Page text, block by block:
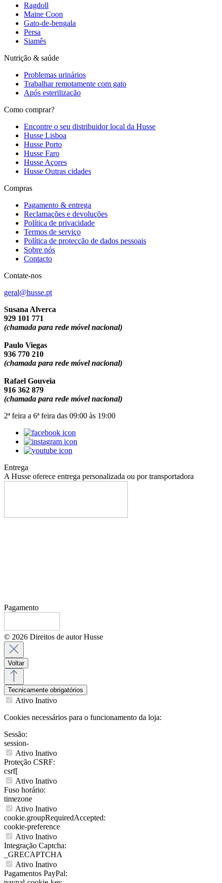
Ragdoll
Maine Coon
Gato-de-bengala
Persa
Siamês
Nutrição & saúde
Problemas urinários
Trabalhar remotamente com gato
Após esterilização
Como comprar?
Encontre o seu distribuidor local da Husse
Husse Lisboa
Husse Porto
Husse Faro
Husse Açores
Husse Outras cidades
Compras
Pagamento & entrega
Reclamações e devoluções
Política de privacidade
Termos de serviço
Política de protecção de dados pessoais
Sobre nós
Contacto
Contate-nos
geral@husse.pt
Susana Alverca
929 101 771
(chamada para rede móvel nacional)
Paulo Viegas
936 770 210
(chamada para rede móvel nacional)
Rafael Gouveia
916 362 879
(chamada para rede móvel nacional)
2ª feira a 6ª feira das 09:00 às 19:00
Entrega
A Husse oferece entrega personalizada ou por transportadora
Pagamento
© 2026 Direitos de autor Husse
Voltar
Tecnicamente obrigatórios
Ativo Inativo
Cookies necessários para o funcionamento da loja:
Sessão:
session-
Ativo Inativo
Proteção CSRF:
csrf[
Ativo Inativo
Fuso horário:
timezone
Ativo Inativo
cookie.groupRequiredAccepted:
cookie-preference
Ativo Inativo
Integração Captcha:
_GRECAPTCHA
Ativo Inativo
Pagamentos PayPal: